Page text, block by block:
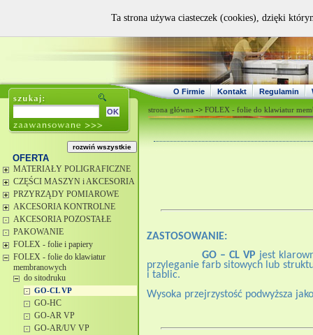
O Firmie Kontakt Regulamin
OFERTA
MATERIAŁY POLIGRAFICZNE
CZĘŚCI MASZYN i AKCESORIA
PRZYRZĄDY POMIAROWE
AKCESORIA KONTROLNE
AKCESORIA POZOSTAŁE
PAKOWANIE
FOLEX - folie i papiery
FOLEX - folie do klawiatur
membranowych
do sitodruku
GO-CL VP
GO-HC
GO-AR VP
GO-AR/UV VP
strona główna -> FOLEX - folie do klawiatur
ZASTOSOWANIE:
GO – CL VP jest
przyleganie farb sitowych lub
i tablic.
Wysoka przejrzystość podwyższa
Ta strona używa ciasteczek (cookies), dzięki